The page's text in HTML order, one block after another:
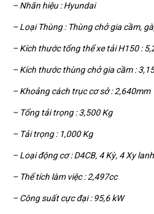
– Nhãn hiệu : Hyundai
– Loại Thùng : Thùng chở gia cầm,
– Kích thước tổng thể xe tải H150 :
– Kích thước thùng chở gia cầm :
– Khoảng cách trục cơ sở : 2,640mm
– Tổng tải trọng : 3,500 Kg
– Tải trọng : 1,000 Kg
– Loại động cơ : D4CB, 4 Kỳ, 4 Xy
– Thể tích làm việc : 2,497cc
– Công suất cực đại : 95,6 kW